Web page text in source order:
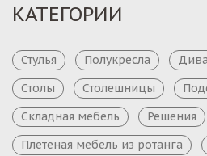
КАТЕГОРИИ
Стулья Полукресла
Столы
Столешницы
Складная мебель
Решения
Плетеная мебель из ротанга